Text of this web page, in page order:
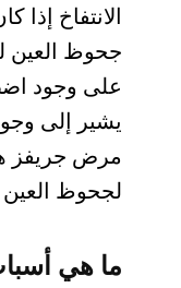
الانتفاخ إذا
جحوظ العين
على وجود
يشير إلى
مرض جريفز
لجحوظ العين
ما هي